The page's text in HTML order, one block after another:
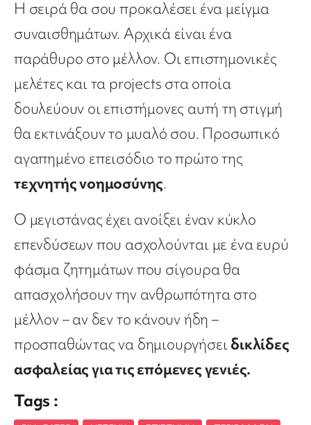
Η σειρά θα σου προκαλέσει ένα μείγμα
συναισθημάτων. Αρχικά είναι ένα
παράθυρο στο μέλλον. Οι επιστημονικές
μελέτες και τα projects στα οποία
δουλεύουν οι επιστήμονες αυτή τη στιγμή
θα εκτινάξουν το μυαλό σου. Προσωπικό
αγαπημένο επεισόδιο το πρώτο της
τεχνητής νοημοσύνης.
Ο μεγιστάνας έχει ανοίξει έναν κύκλο
επενδύσεων που ασχολούνται με ένα ευρύ
φάσμα ζητημάτων που σίγουρα θα
απασχολήσουν την ανθρωπότητα στο
μέλλον – αν δεν το κάνουν ήδη –
προσπαθώντας να δημιουργήσειδικλίδες
ασφαλείας για τις επόμενες γενιές.
Tags :